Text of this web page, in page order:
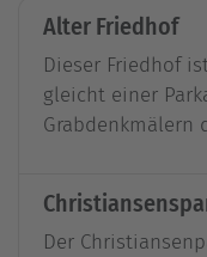
Alter Friedhof
Dieser Friedhof
gleicht einer
Grabdenkmälern
Der